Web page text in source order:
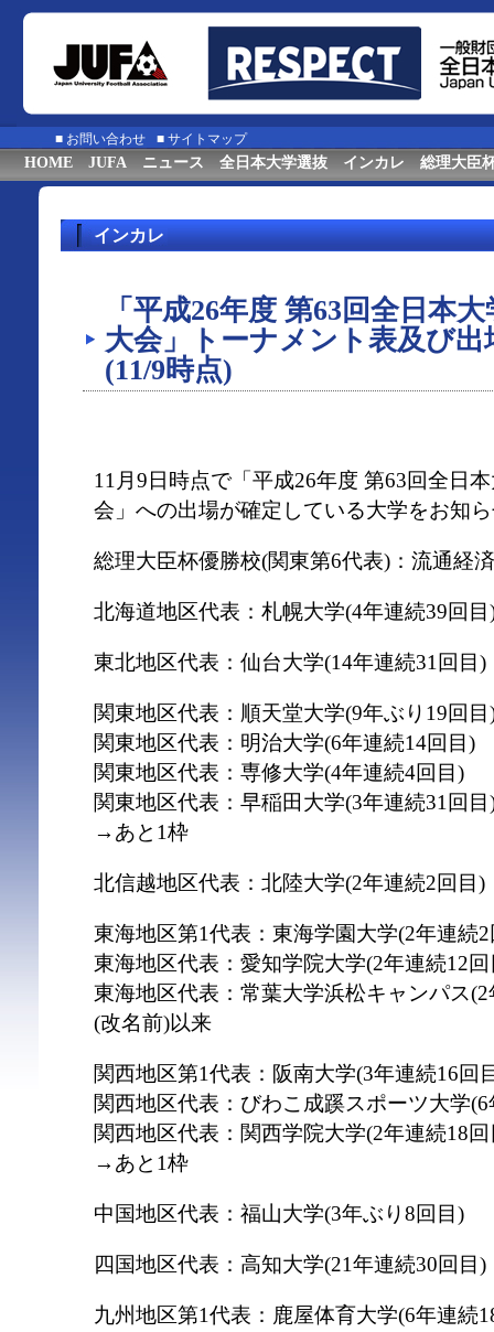
■ お問い合わせ ■ サイトマップ
HOME JUFA ニュース 全日本大学選抜 インカレ 総理大臣
インカレ
「平成26年度 第63回全日本
大会」トーナメント表及び出
(11/9時点)
11月9日時点で「平成26年度 第63回全日
会」への出場が確定している大学をお知
総理大臣杯優勝校(関東第6代表)：流通経
北海道地区代表：札幌大学(4年連続39回目
東北地区代表：仙台大学(14年連続31回目)
関東地区代表：順天堂大学(9年ぶり19回目
関東地区代表：明治大学(6年連続14回目)
関東地区代表：専修大学(4年連続4回目)
関東地区代表：早稲田大学(3年連続31回目
→あと1枠
北信越地区代表：北陸大学(2年連続2回目)
東海地区第1代表：東海学園大学(2年連続
東海地区代表：愛知学院大学(2年連続12回
東海地区代表：常葉大学浜松キャンパス
(改名前)以来
関西地区第1代表：阪南大学(3年連続16回
関西地区代表：びわこ成蹊スポーツ大学
関西地区代表：関西学院大学(2年連続18回
→あと1枠
中国地区代表：福山大学(3年ぶり8回目)
四国地区代表：高知大学(21年連続30回目)
九州地区第1代表：鹿屋体育大学(6年連続